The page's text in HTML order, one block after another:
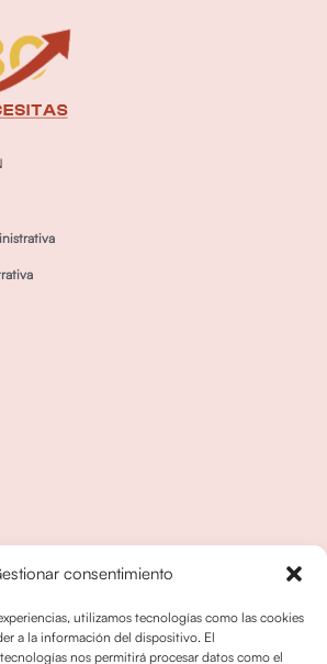
consentimiento
utilizamos tecnologías como las cookies
a la información del dispositivo. El
nos permitirá procesar datos como el